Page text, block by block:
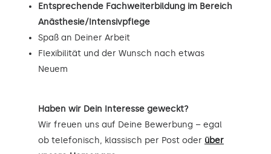
Entsprechende Fachweiterbildung im Bereich
Anästhesie/Intensivpflege
Spaß an Deiner Arbeit
Flexibilität und der Wunsch nach etwas
Neuem
Haben wir Dein Interesse geweckt?
Wir freuen uns auf Deine Bewerbung – egal
ob telefonisch, klassisch per Post oder über